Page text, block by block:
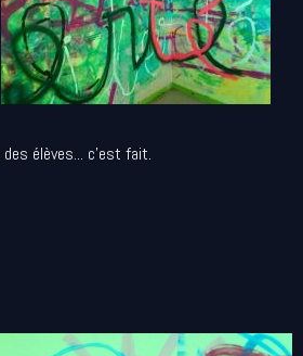
des élèves... c'est fait.